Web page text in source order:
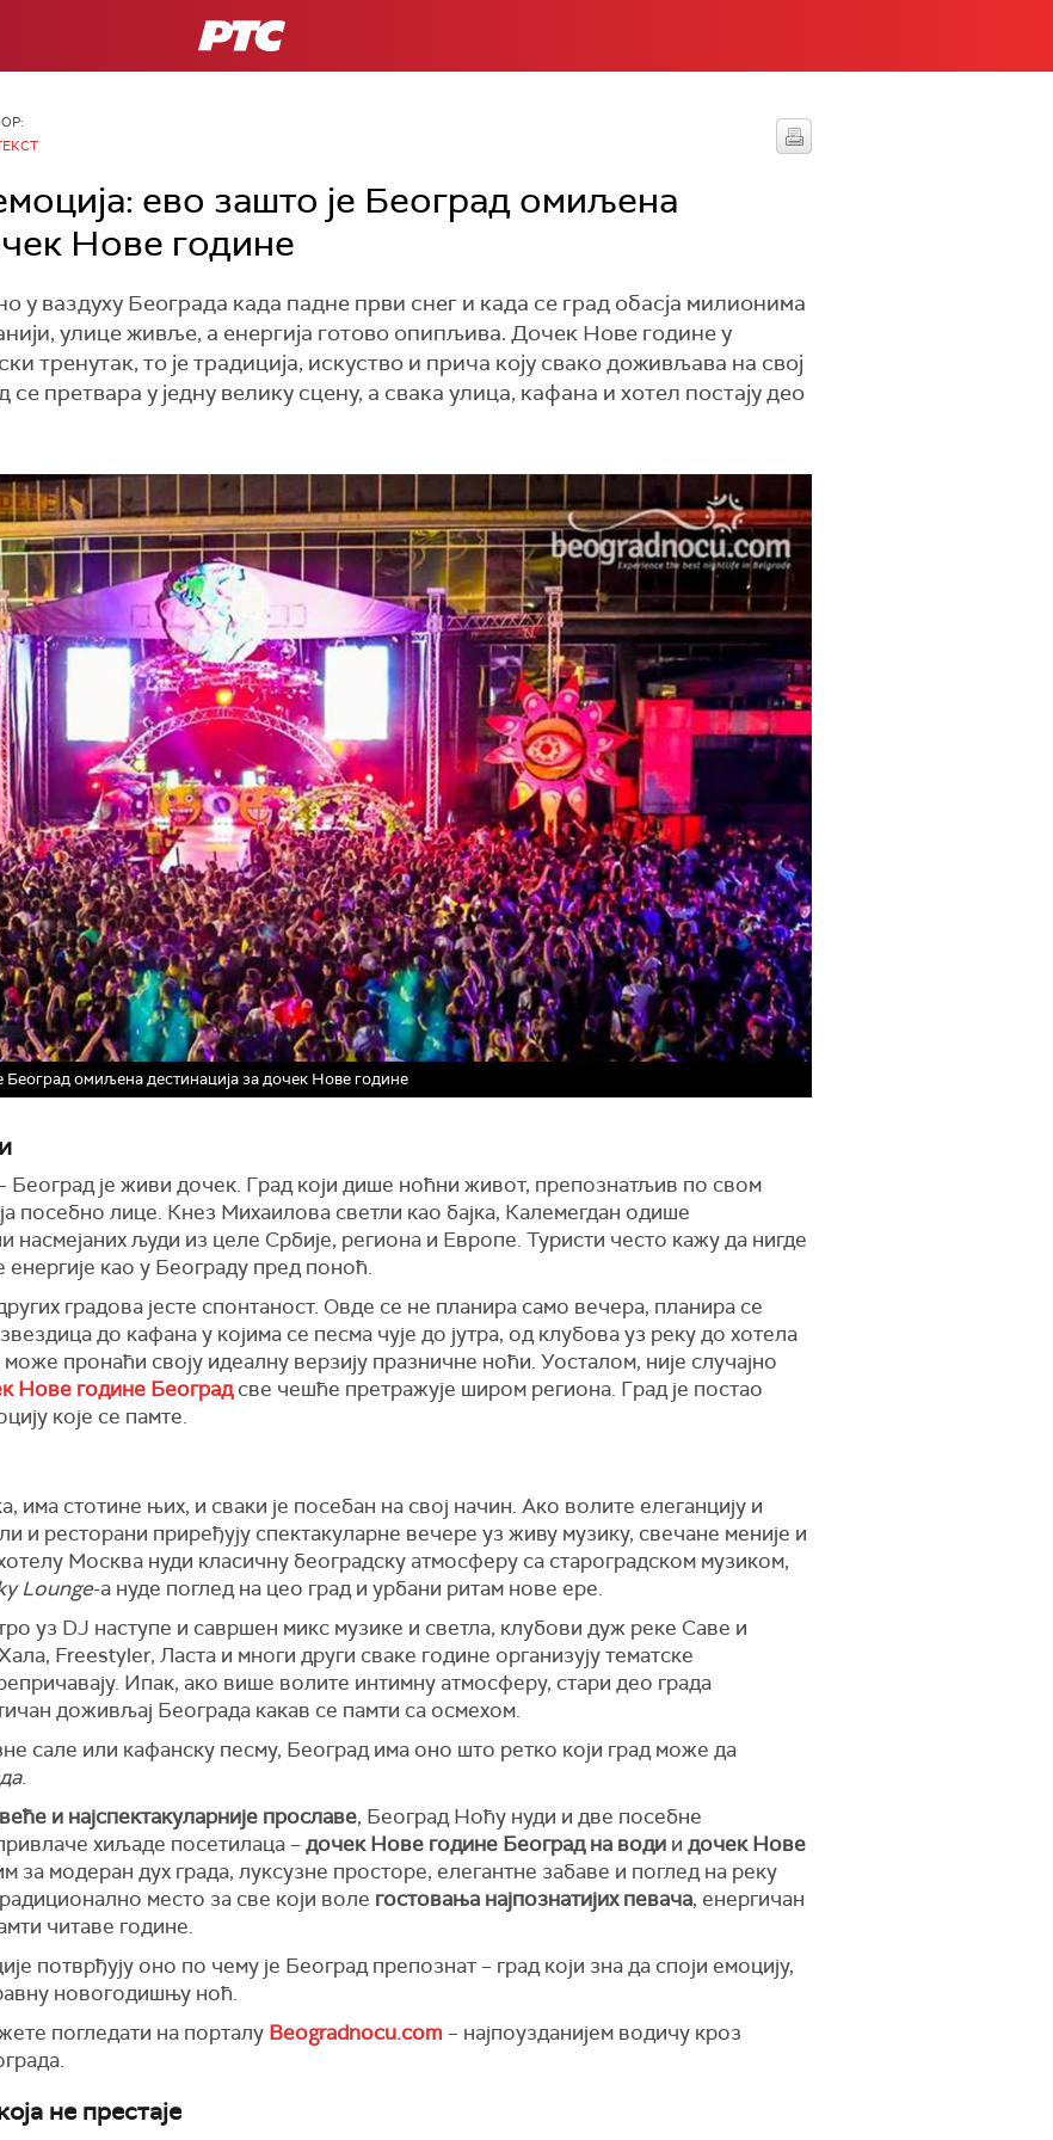
РТС
ево зашто је Београд омиљена
Нове године
у ваздуху Београда када падне први снег и када се град обасја милионима
улице живље, а енергија готово опипљива. Дочек Нове године у
тренутак, то је традиција, искуство и прича коју свако доживљава на свој
претвара у једну велику сцену, а свака улица, кафана и хотел постају део
Београд омиљена дестинација за дочек Нове године
Београд је живи дочек. Град који дише ноћни живот, препознатљив по свом
посебно лице. Кнез Михаилова светли као бајка, Калемегдан одише
насмејаних људи из целе Србије, региона и Европе. Туристи често кажу да нигде
као у Београду пред поноћ.
градова јесте спонтаност. Овде се не планира само вечера, планира се
до кафана у којима се песма чује до јутра, од клубова уз реку до хотела
пронаћи своју идеалну верзију празничне ноћи. Уосталом, није случајно
Нове године Београдсве чешће претражује широм региона. Град је постао
које се памте.
има стотине њих, и сваки је посебан на свој начин. Ако волите елеганцију и
и ресторани приређују спектакуларне вечере уз живу музику, свечане меније и
Москва нуди класичну београдску атмосферу са староградском музиком,
Lounge-а нуде поглед на цео град и урбани ритам нове ере.
уз DJ наступе и савршен микс музике и светла, клубови дуж реке Саве и
Freestyler, Ласта и многи други сваке године организују тематске
Ипак, ако више волите интимну атмосферу, стари део града
доживљај Београда какав се памти са осмехом.
сале или кафанску песму, Београд има оно што ретко који град може да
.
и најспектакуларније прославе, Београд Ноћу нуди и две посебне
хиљаде посетилаца – дочек Нове године Београд на води и дочек Нове
за модеран дух града, луксузне просторе, елегантне забаве и поглед на реку
место за све који воле гостовања најпознатијих певача, енергичан
читаве године.
потврђују оно по чему је Београд препознат – град који зна да споји емоцију,
новогодишњу ноћ.
погледати на порталу Beogradnocu.com – најпоузданијем водичу кроз
не престаје